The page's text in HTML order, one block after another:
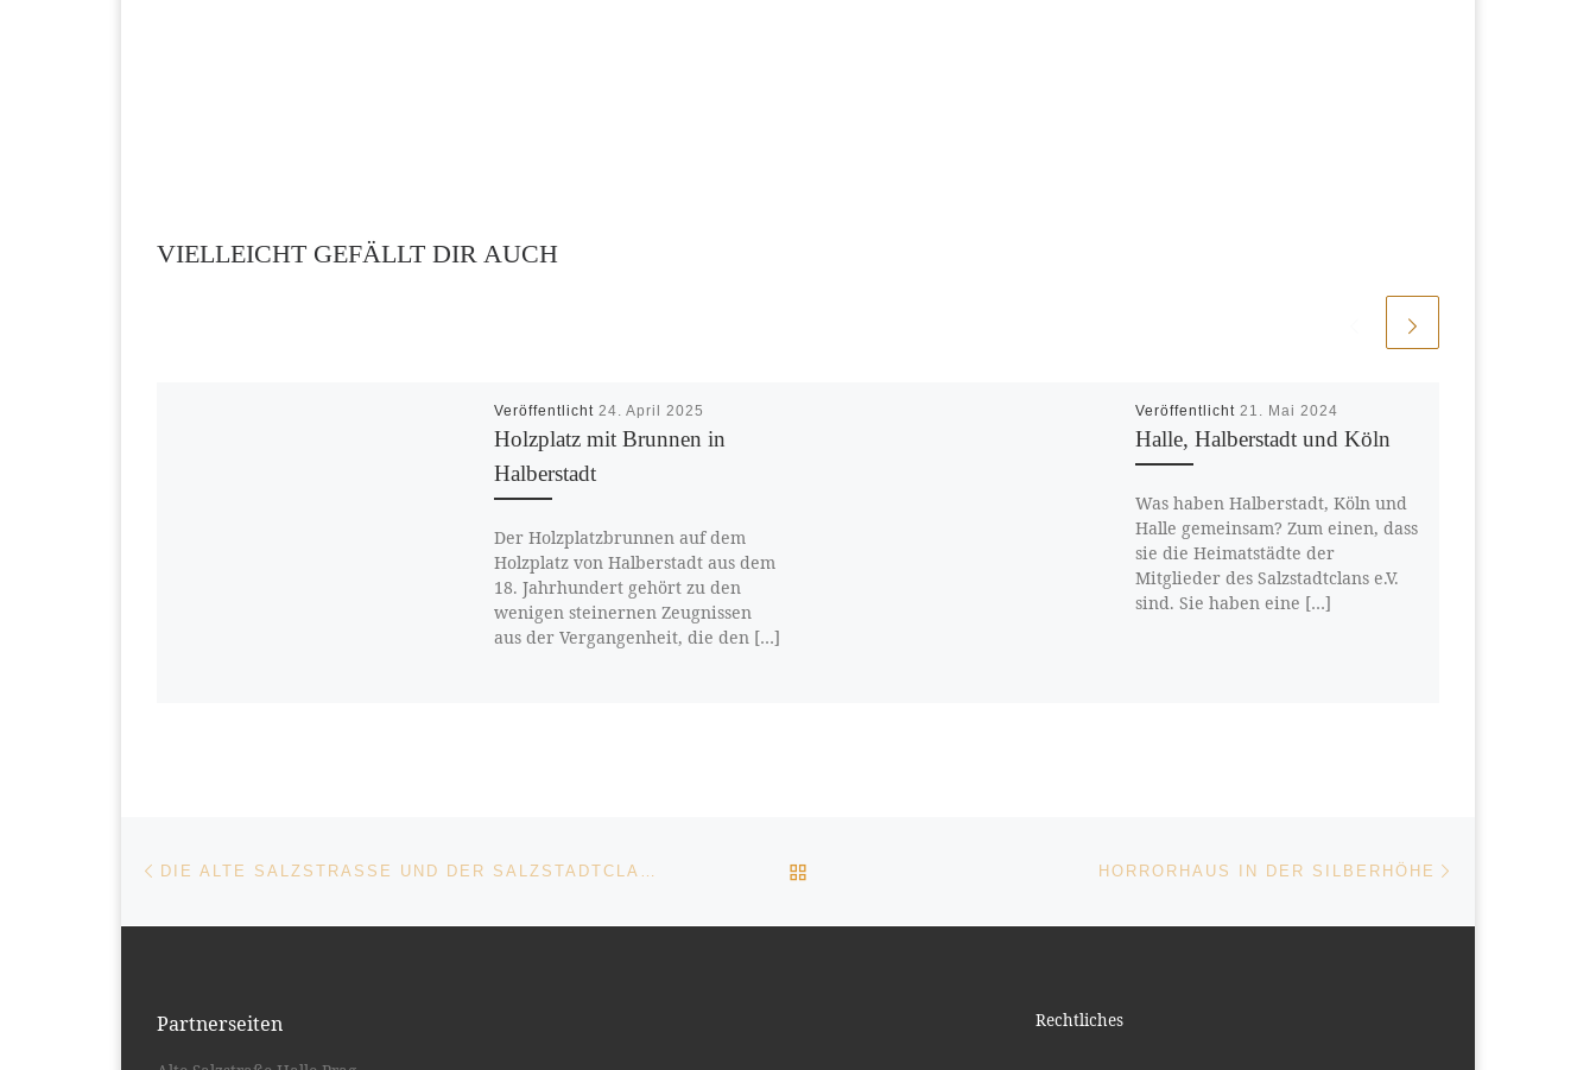
VIELLEICHT GEFÄLLT DIR AUCH
Veröffentlicht 24. April 2025
Holzplatz mit Brunnen in
Halberstadt
Der Holzplatzbrunnen auf dem
Holzplatz von Halberstadt aus dem
18. Jahrhundert gehört zu den
wenigen steinernen Zeugnissen
aus der Vergangenheit, die den […]
Veröffentlicht 21. Mai 2024
Halle, Halberstadt und Köln
Was haben Halberstadt, Köln und
Halle gemeinsam? Zum einen, dass
sie die Heimatstädte der
Mitglieder des Salzstadtclans e.V.
sind. Sie haben eine […]
Beitragsnavigation ZURÜCK ZUR BEITRAGSLISTEHORRORHAUS IN DER SILBERHÖHE
Partnerseiten Rechtliches